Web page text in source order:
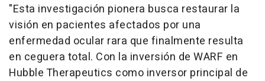
"Esta investigación pionera busca restaurar la
visión en pacientes afectados por una
enfermedad ocular rara que finalmente resulta
en ceguera total. Con la inversión de WARF en
Hubble Therapeutics como inversor principal de